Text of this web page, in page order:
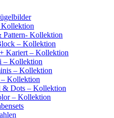
Kollektion
Pattern- Kollektion
– Kollektion
Kariert – Kollektion
– Kollektion
– Kollektion
– Kollektion
& Dots – Kollektion
– Kollektion